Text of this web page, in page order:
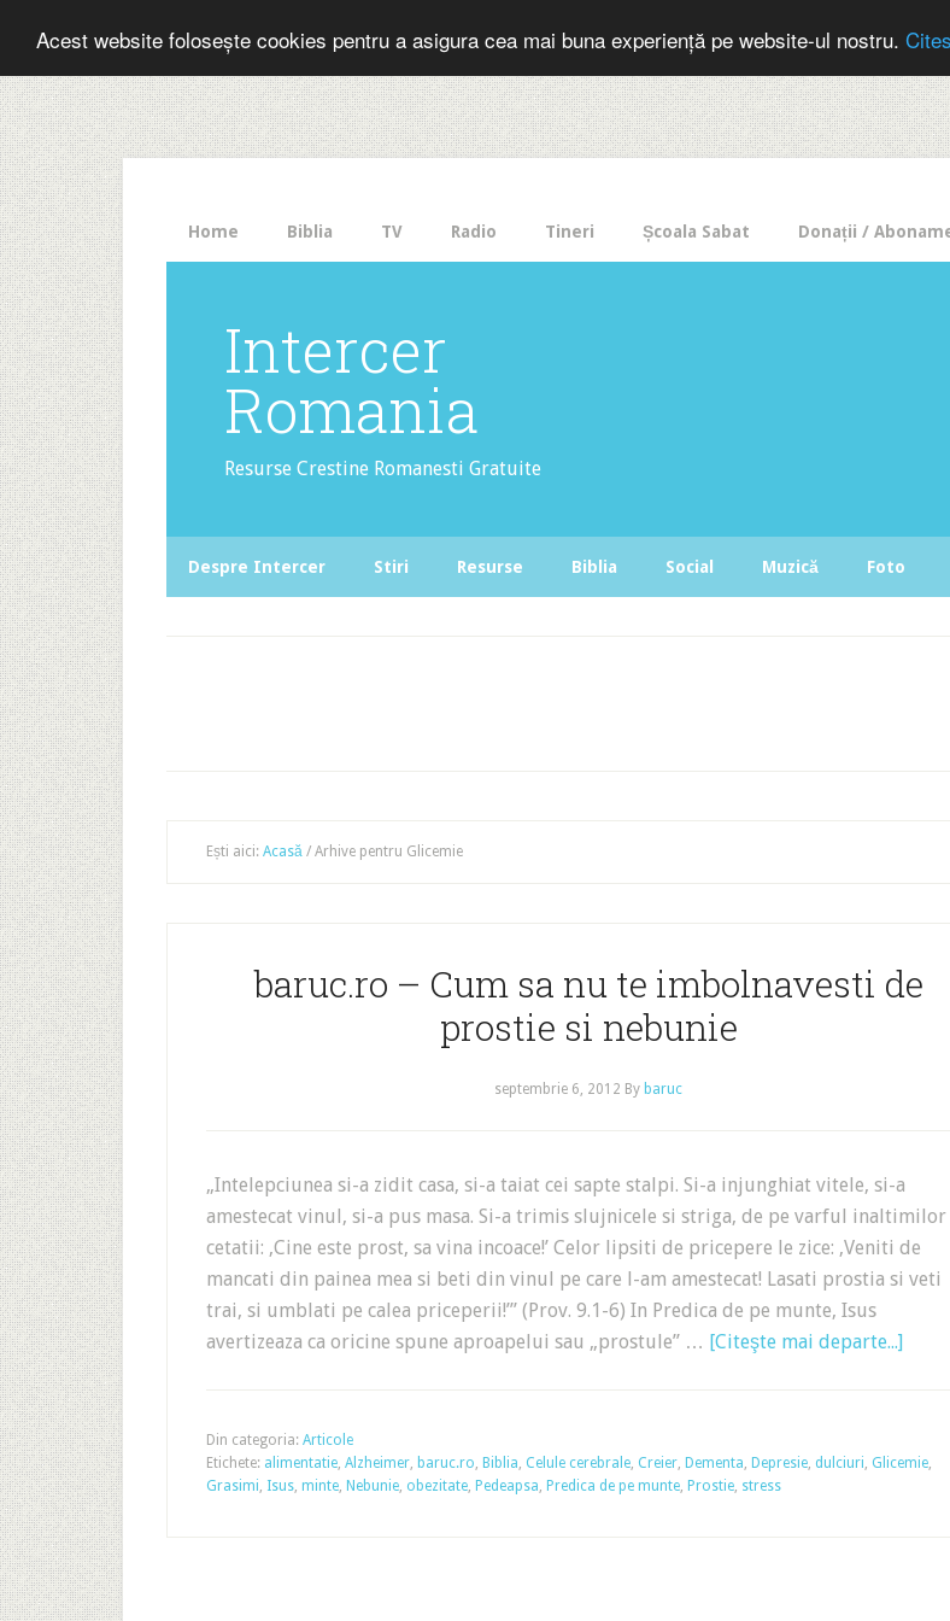
Acest website folosește cookies pentru a asigura cea mai buna experiență pe website-ul nostru.
The
HelloBar
- a
little
bar
that
gets
noticed!
Home Biblia TV Radio Tineri Școala Sabat Donații /
Intercer
Romania
Resurse Crestine Romanesti Gratuite
Despre Intercer Stiri Resurse Biblia Social Muzică Foto
Ești aici: Acasă / Arhive pentru Glicemie
baruc.ro – Cum sa nu te imbolnavesti de
prostie si nebunie
septembrie 6, 2012 By baruc
„Intelepciunea si-a zidit casa, si-a taiat cei sapte stalpi. Si-a injunghiat vitele, si-a
amestecat vinul, si-a pus masa. Si-a trimis slujnicele si striga, de pe varful inaltimilor
cetatii: ‚Cine este prost, sa vina incoace!’ Celor lipsiti de pricepere le zice: ‚Veniti de
mancati din painea mea si beti din vinul pe care l-am amestecat! Lasati prostia si veti
trai, si umblati pe calea priceperii!’” (Prov. 9.1-6) In Predica de pe munte, Isus
avertizeaza ca oricine spune aproapelui sau „prostule” … [Citeşte mai departe...]
Din categoria: Articole
Etichete: alimentatie, Alzheimer, baruc.ro, Biblia, Celule cerebrale, Creier, Dementa, Depresie, dulciuri, Glicemie,
Grasimi, Isus, minte, Nebunie, obezitate, Pedeapsa, Predica de pe munte, Prostie, stress